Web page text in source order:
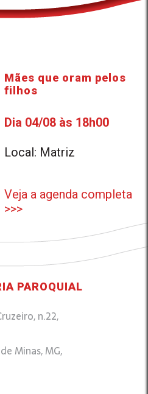
Mães que oram pelos
filhos
Dia 04/08 às 18h00
Local: Matriz
Veja a agenda completa
>>>
PAROQUIAL
n.22,
Minas, MG,